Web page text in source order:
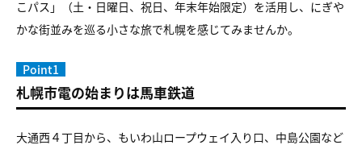
こパス」（土・日曜日、祝日、年末年始限定）を活用し、にぎや
かな街並みを巡る小さな旅で札幌を感じてみませんか。
Point1
札幌市電の始まりは馬車鉄道
大通西４丁目から、もいわ山ロープウェイ入り口、中島公園など